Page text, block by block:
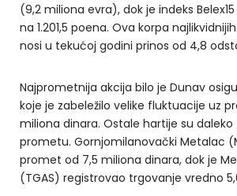
(9,2 miliona evra), dok je indeks
na 1.201,5 poena. Ova korpa
nosi u tekućoj godini prinos od 4,8
Najprometnija akcija bilo je Dunav
koje je zabeležilo velike fluktuacije uz
miliona dinara. Ostale hartije su daleko
prometu. Gornjomilanovački Metalac
promet od 7,5 miliona dinara, dok je
(TGAS) registrovao trgovanje vredno